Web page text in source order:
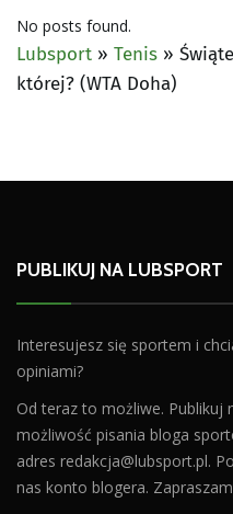
No posts found.
Lubsport » Tenis »
której? (WTA Doha)
PUBLIKUJ NA LUBSPORT
Interesujesz się sportem i
opiniami?
Od teraz to możliwe. Publikuj
możliwość pisania bloga
adres redakcja@lubsport.pl.
nas konto blogera.